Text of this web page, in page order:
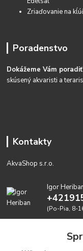
Zriaďovanie na
Poradenstvo
Dokážeme Vám
skúsený akvaristi a
Kontakty
AkvaShop s.r.o.
Igor
(Po-Pia, 8-